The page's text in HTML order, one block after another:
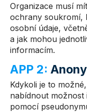
Organizace musí
ochrany soukromí,
osobní údaje,
a jak mohou
informacím.
APP 2:
Kdykoli je to
nabídnout
pomocí